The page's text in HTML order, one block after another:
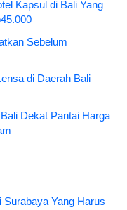
Kapsul di Bali Yang
Sebelum
di Daerah Bali
Dekat Pantai Harga
Yang Harus